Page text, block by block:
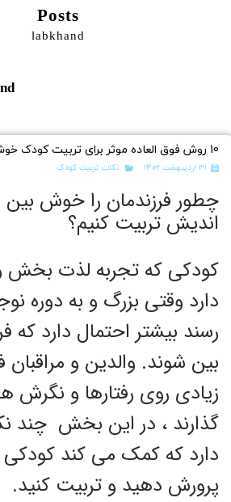
Posts
labkhand
10 روش فوق العاده موثر برای تربیت کودک خوش بین
۳۱ اردیبهشت ۱۴۰۲ نکات تربیت کودک
چطور فرزندمان را خوش
اندیش تربیت کنیم؟
کودکی که تجربه لذت بخش
دارد وقتی بزرگ و به دوره
رسند بیشتر احتمال دارد
بین شوند. والدین و مراقبان
زیادی روی رفتارها و
گذارند ، در این بخش چند
دارد که کمک می کند
پرورش دهید و تربیت کنید.